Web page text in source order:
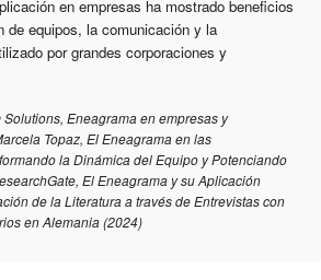
en empresas ha mostrado beneficios
de equipos, la comunicación y la
por grandes corporaciones y
Eneagrama en empresas y
Topaz, El Eneagrama en las
la Dinámica del Equipo y Potenciando
El Eneagrama y su Aplicación
de la Literatura a través de Entrevistas con
en Alemania (2024)